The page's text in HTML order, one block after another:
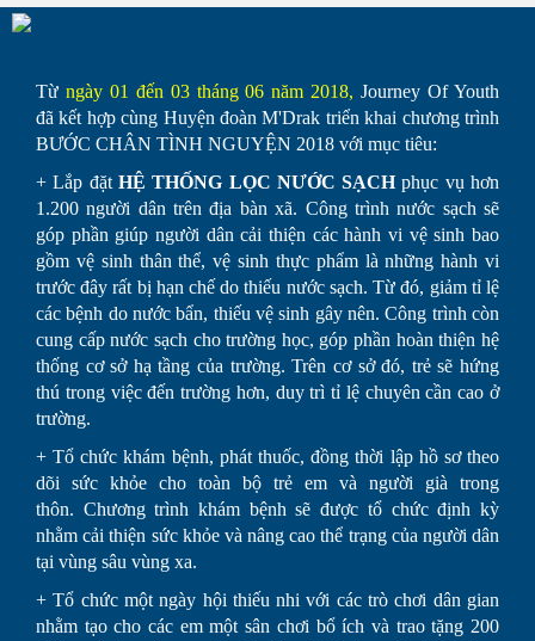
Từ ngày 01 đến 03 tháng 06 năm 2018, Journey Of Youth
đã kết hợp cùng Huyện đoàn M'Drak triển khai chương trình
BƯỚC CHÂN TÌNH NGUYỆN 2018 với mục tiêu:
+ Lắp đặt HỆ THỐNG LỌC NƯỚC SẠCHphục vụ hơn
1.200 người dân trên địa bàn xã. Công trình nước sạch sẽ
góp phần giúp người dân cải thiện các hành vi vệ sinh bao
gồm vệ sinh thân thể, vệ sinh thực phẩm là những hành vi
trước đây rất bị hạn chế do thiếu nước sạch. Từ đó, giảm tỉ lệ
các bệnh do nước bẩn, thiếu vệ sinh gây nên. Công trình còn
cung cấp nước sạch cho trường học, góp phần hoàn thiện hệ
thống cơ sở hạ tầng của trường. Trên cơ sở đó, trẻ sẽ hứng
thú trong việc đến trường hơn, duy trì tỉ lệ chuyên cần cao ở
trường.
+ Tổ chức khám bệnh, phát thuốc, đồng thời lập hồ sơ theo
dõi sức khỏe cho toàn bộ trẻ em và người già trong
thôn. Chương trình khám bệnh sẽ được tổ chức định kỳ
nhằm cải thiện sức khỏe và nâng cao thể trạng của người dân
tại vùng sâu vùng xa.
+ Tổ chức một ngày hội thiếu nhi với các trò chơi dân gian
nhằm tạo cho các em một sân chơi bổ ích và trao tặng 200